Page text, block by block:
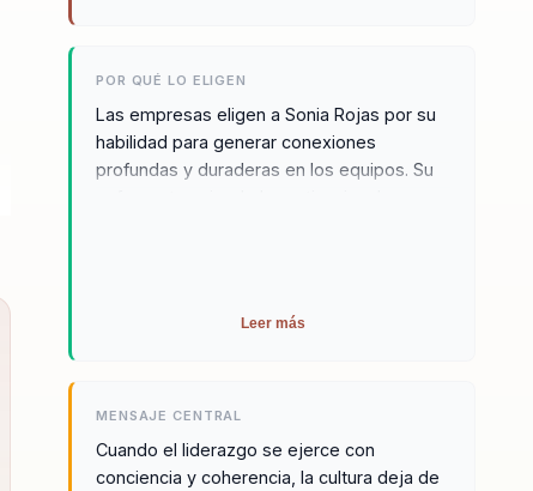
POR QUÉ LO ELIGEN
Las empresas eligen a Sonia Rojas por su
habilidad para generar conexiones
profundas y duraderas en los equipos. Su
con un mensaje que transforma. Su energía
identificar y abordar los desafíos únicos
que enfrenta cada organización, ofreciendo
soluciones personalizadas que promueven
Leer más
MENSAJE CENTRAL
Cuando el liderazgo se ejerce con
conciencia y coherencia, la cultura deja de